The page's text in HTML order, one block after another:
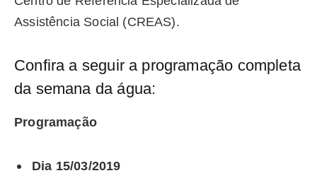
Assistência Social (CREAS).
Confira a seguir a programação completa
da semana da água:
Programação
Dia 15/03/2019